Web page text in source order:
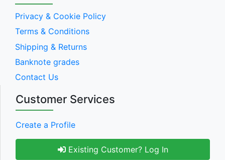
Privacy & Cookie Policy
Terms & Conditions
Shipping & Returns
Banknote grades
Contact Us
Customer Services
Create a Profile
Existing Customer? Log In